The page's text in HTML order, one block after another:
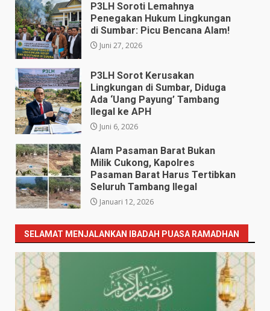
P3LH Soroti Lemahnya
Penegakan Hukum Lingkungan
di Sumbar: Picu Bencana Alam!
Juni 27, 2026
P3LH Sorot Kerusakan
Lingkungan di Sumbar, Diduga
Ada ‘Uang Payung’ Tambang
Ilegal ke APH
Juni 6, 2026
Alam Pasaman Barat Bukan
Milik Cukong, Kapolres
Pasaman Barat Harus Tertibkan
Seluruh Tambang Ilegal
Januari 12, 2026
SELAMAT MENJALANKAN IBADAH PUASA RAMADHAN